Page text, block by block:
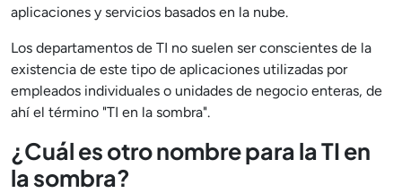
aplicaciones y servicios basados en la nube.
Los departamentos de TI no suelen ser conscientes de la
existencia de este tipo de aplicaciones utilizadas por
empleados individuales o unidades de negocio enteras, de
ahí el término "TI en la sombra".
¿Cuál es otro nombre para la TI en
la sombra?